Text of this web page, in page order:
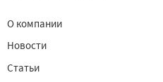
О компании
Новости
Статьи